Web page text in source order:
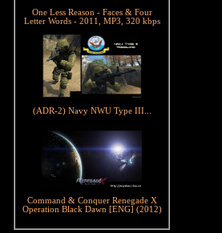
One Less Reason - Faces & Four
Letter Words - 2011, MP3, 320 kbps
(ADR-2) Navy NWU Type III...
Command & Conquer Renegade X
Operation Black Dawn [ENG] (2012)